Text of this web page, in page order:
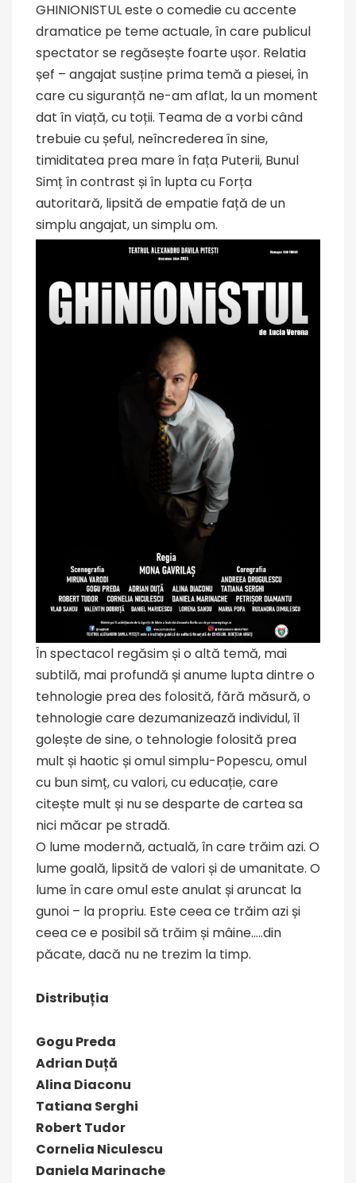
GHINIONISTUL este o comedie cu accente
dramatice pe teme actuale, în care publicul
spectator se regăsește foarte ușor. Relatia
șef – angajat susține prima temă a piesei, în
care cu siguranță ne-am aflat, la un moment
dat în viață, cu toții. Teama de a vorbi când
trebuie cu șeful, neîncrederea în sine,
timiditatea prea mare în fața Puterii, Bunul
Simț în contrast și în lupta cu Forța
autoritară, lipsită de empatie față de un
simplu angajat, un simplu om.
În spectacol regăsim și o altă temă, mai
subtilă, mai profundă și anume lupta dintre o
tehnologie prea des folosită, fără măsură, o
tehnologie care dezumanizează individul, îl
golește de sine, o tehnologie folosită prea
mult și haotic și omul simplu-Popescu, omul
cu bun simț, cu valori, cu educație, care
citește mult și nu se desparte de cartea sa
nici măcar pe stradă.
O lume modernă, actuală, în care trăim azi. O
lume goală, lipsită de valori și de umanitate. O
lume în care omul este anulat și aruncat la
gunoi – la propriu. Este ceea ce trăim azi și
ceea ce e posibil să trăim și mâine…..din
păcate, dacă nu ne trezim la timp.
Distribuția
Gogu Preda
Adrian Duță
Alina Diaconu
Tatiana Serghi
Robert Tudor
Cornelia Niculescu
Daniela Marinache